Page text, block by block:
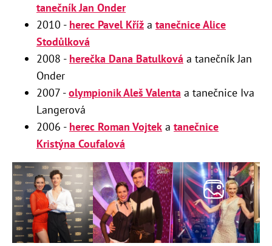
tanečník Jan Onder
2010 - herec Pavel Kříž a tanečnice Alice
Stodůlková
2008 - herečka Dana Batulková a tanečník Jan
Onder
2007 -olympionik Aleš Valenta a tanečnice Iva
Langerová
2006 - herec Roman Vojtek a tanečnice
Kristýna Coufalová